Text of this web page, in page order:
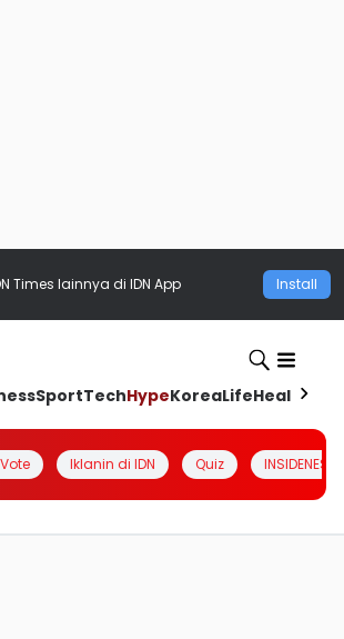
Times lainnya di IDN App Install
SportTechHypeKoreaLifeHealth
Iklanin di IDN Quiz INSIDENESIA